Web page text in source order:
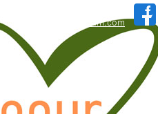
hallo@aucoeurvietnam.com